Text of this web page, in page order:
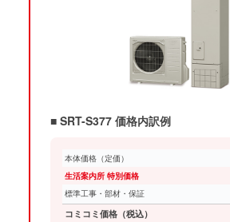
■ SRT-S377 価格内訳例
本体価格（定価）
生活案内所 特別価格
標準工事・部材・保証
コミコミ価格（税込）